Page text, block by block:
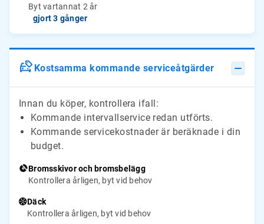
Byt vartannat 2 år
gjort 3 gånger
Kostsamma kommande serviceåtgärder
Innan du köper, kontrollera ifall:
Kommande intervallservice redan utförts.
Kommande servicekostnader är beräknade i din
budget.
Bromsskivor och bromsbelägg
Kontrollera årligen, byt vid behov
Däck
Kontrollera årligen, byt vid behov